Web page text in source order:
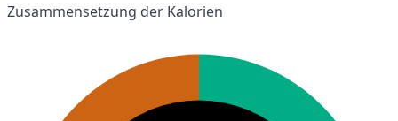
Zusammensetzung der Kalorien